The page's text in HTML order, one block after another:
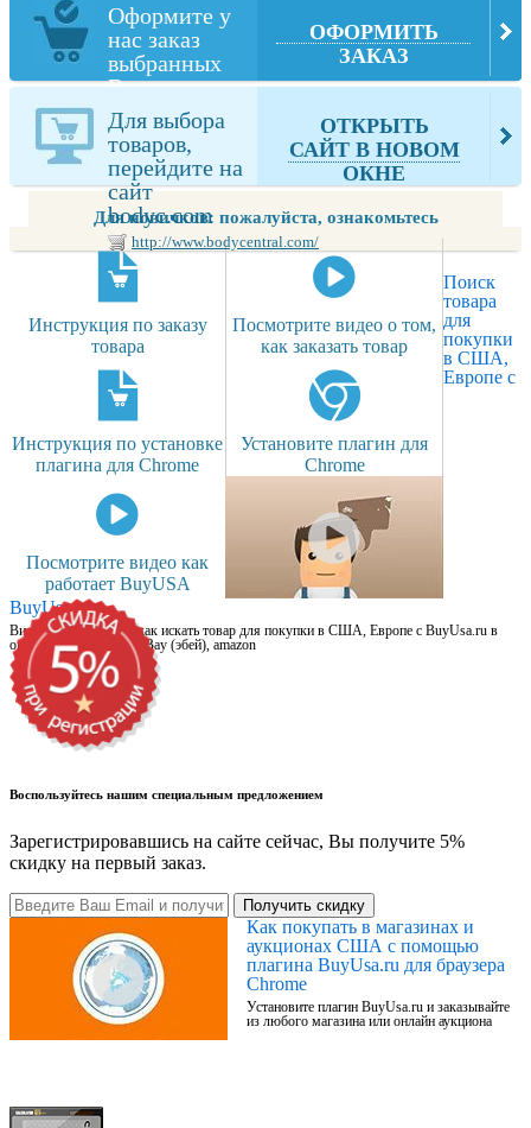
Оформите у
нас заказ
выбранных
Вами товаров
из bodyc.com
ОФОРМИТЬ
ЗАКАЗ
Для выбора
товаров,
перейдите на
сайт
bodyc.com
http://www.bodycentral.com/
ОТКРЫТЬ
САЙТ В НОВОМ
ОКНЕ
Для новичков: пожалуйста, ознакомьтесь
Инструкция по заказу
товара
Посмотрите видео о том,
как заказать товар
Инструкция по установке
плагина для Chrome
Установите плагин для
Chrome
Посмотрите видео как
работает BuyUSA
Поиск
товара
для
покупки
в США,
Европе с
BuyUsa.ru
Видео для новичков: как искать товар для покупки в США, Европе с BuyUsa.ru в
онлайн магазинах, на eBay (эбей), amazon
Воспользуйтесь нашим специальным предложением
Зарегистрировавшись на сайте сейчас, Вы получите 5%
скидку на первый заказ.
Получить скидку
Как покупать в магазинах и
аукционах США с помощью
плагина BuyUsa.ru для браузера
Chrome
Установите плагин BuyUsa.ru и заказывайте
из любого магазина или онлайн аукциона